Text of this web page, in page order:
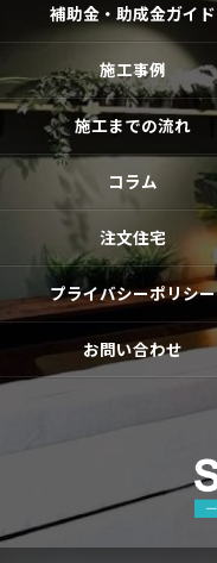
補助金・助成金ガイド
施工事例
施工までの流れ
コラム
注文住宅
プライバシーポリシー
お問い合わせ